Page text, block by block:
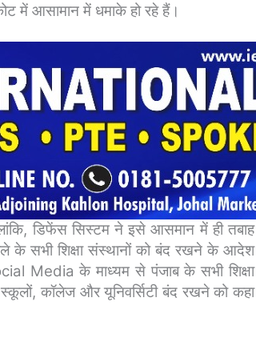
में आसामान में धमाके हो रहे हैं।
डिफेंस सिस्टम ने इसे आसमान में ही तबाह
के सभी शिक्षा संस्थानों को बंद रखने के आदेश
Media के माध्यम से पंजाब के सभी शिक्षा
कॉलेज और यूनिवर्सिटी बंद रखने को कहा